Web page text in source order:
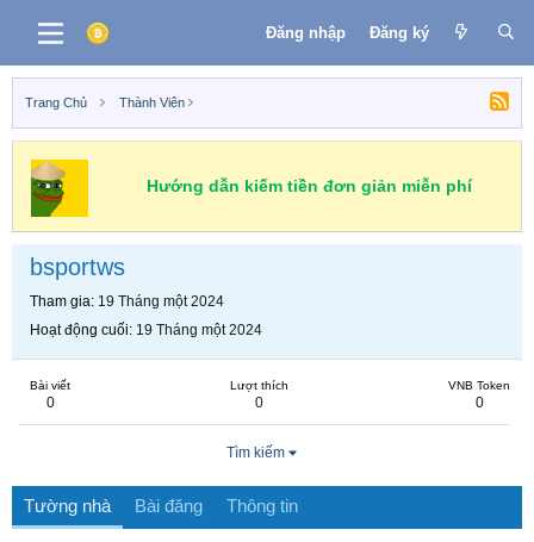
Đăng nhập Đăng ký
Trang Chủ Thành Viên
Hướng dẫn kiếm tiền đơn giản miễn phí
bsportws
Tham gia 19 Tháng một 2024
Hoạt động cuối 19 Tháng một 2024
Bài viết
0
Lượt thích
0
VNB Token
0
Tìm kiếm
Tường nhà Bài đăng Thông tin